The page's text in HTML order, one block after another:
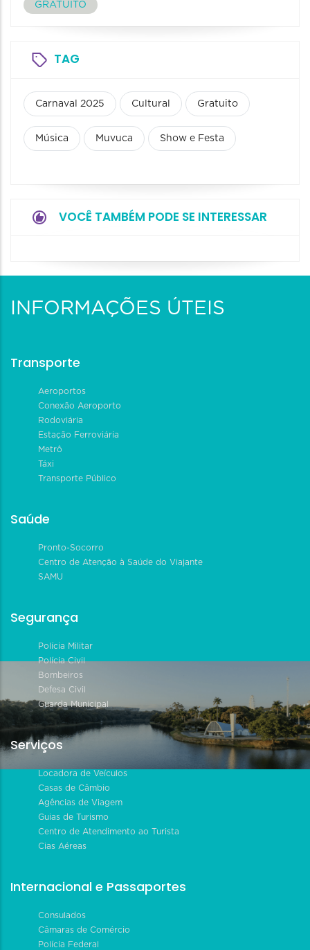
GRATUITO
TAG
Carnaval 2025 Cultural Gratuito
Música Muvuca Show e Festa
VOCÊ TAMBÉM PODE SE INTERESSAR
INFORMAÇÕES ÚTEIS
Transporte
Aeroportos
Conexão Aeroporto
Rodoviária
Estação Ferroviária
Metrô
Táxi
Transporte Público
Saúde
Pronto-Socorro
Centro de Atenção à Saúde do Viajante
SAMU
Segurança
Polícia Militar
Polícia Civil
Bombeiros
Defesa Civil
Guarda Municipal
Serviços
Locadora de Veículos
Casas de Câmbio
Agências de Viagem
Guias de Turismo
Centro de Atendimento ao Turista
Cias Aéreas
Internacional e Passaportes
Consulados
Câmaras de Comércio
Polícia Federal